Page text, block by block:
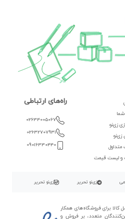
شما
زی‌نو
زی‌نو
متداول
و لیست قیمت
راه‌های ارتباطی
02634005067
02632707931
09016330440
زی‌نو تحریر زی‌نو تحریر
کالا برای فروشگاه‌های همکار
متعدد، بر فروش و